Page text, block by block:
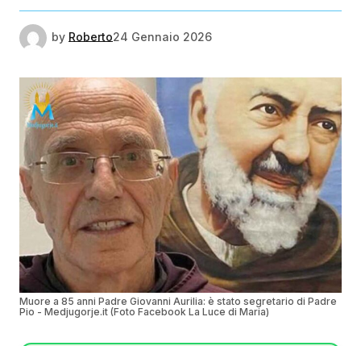
by Roberto24 Gennaio 2026
Muore a 85 anni Padre Giovanni Aurilia: è stato segretario di Padre
Pio - Medjugorje.it (Foto Facebook La Luce di Maria)